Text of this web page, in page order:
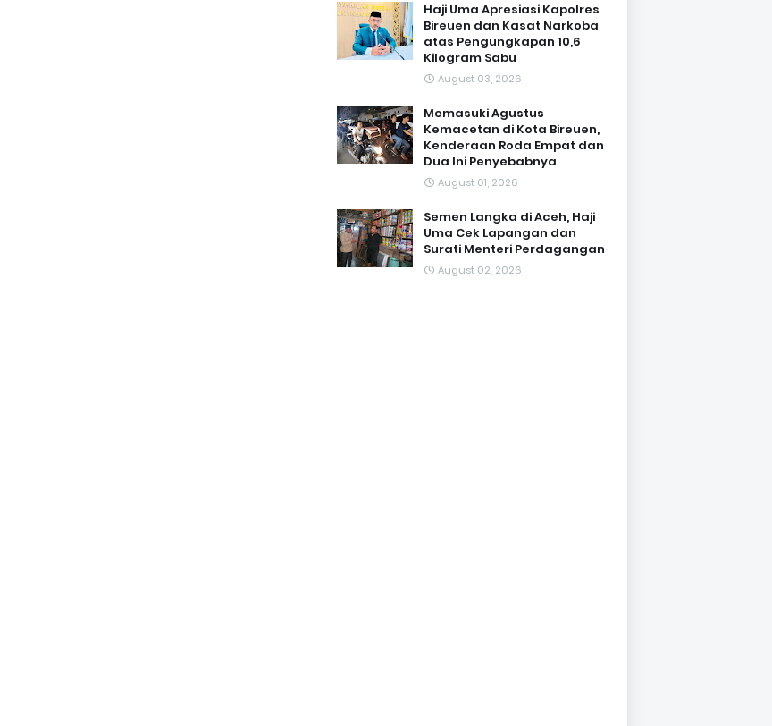
Haji Uma Apresiasi Kapolres
Bireuen dan Kasat Narkoba
atas Pengungkapan 10,6
Kilogram Sabu
August 03, 2026
Memasuki Agustus
Kemacetan di Kota Bireuen,
Kenderaan Roda Empat dan
Dua Ini Penyebabnya
August 01, 2026
Semen Langka di Aceh, Haji
Uma Cek Lapangan dan
Surati Menteri Perdagangan
August 02, 2026